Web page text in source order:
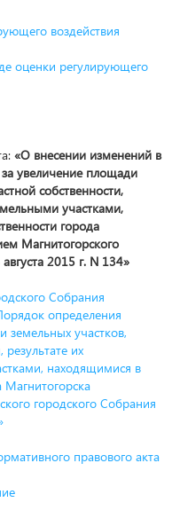
воздействия
оценки регулирующего
«О внесении изменений в
увеличение площади
собственности,
участками,
города
Магнитогорского
2015 г. N 134»
Собрания
определения
земельных участков,
их
находящимися в
Магнитогорска
городского Собрания
правового акта